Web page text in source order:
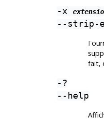
-x
--strip-
fait,
-?
--help